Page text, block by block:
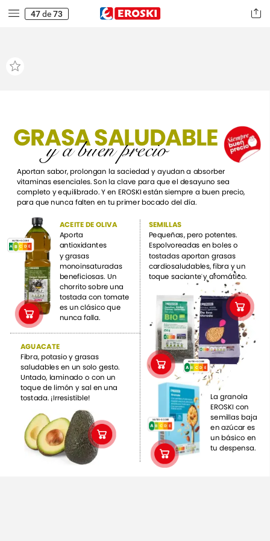
47de73
Aportan sabor,prolongan la saciedad yayudan a absorber
vitaminasesenciales. Son la clave para que el desayuno sea
completo yequilibrado.Yen EROSKI estánsiempre a buen precio,
para que nunca falten en tu primerbocado del día.
GRASASALUDABLE
yabuen precio
ACEITEDEOLIVA
Aporta
antioxidantes
ygrasas
monoinsaturadas
beneficiosas. Un
chorritosobreuna
tostada con tomate
esunclásico que
nunca falla.
AGUACATE
Fibra,potasio ygrasas
saludablesen un solo gesto.
Untado, laminado o con un
toquedelimón y sal en una
tostada. ¡Irresistible!
SEMILLAS
Pequeñas,pero potentes.
Espolvoreadas en boleso
tostadas aportan grasas
cardiosaludables,fibra yun
toque saciantey aromático.
La granola
EROSKI con
semillasbaja
enazúcar es
un básico en
tu despensa.
A B D E
C
NUTRI-SCORE
A
A B D E
C
NUTRI-SCORE
A
A B D E
C
NUTRI-SCORE
B
sanguínea adecuada.Unasolución
ysanapara incorporaraladieta